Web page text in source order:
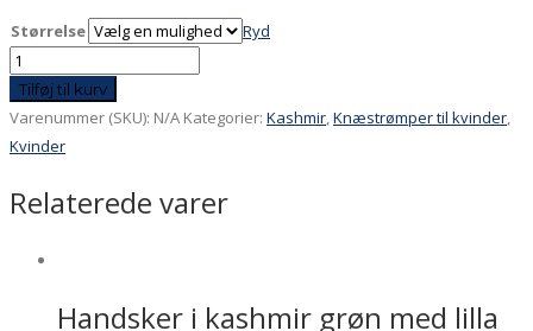
Størrelse
Ryd
Knæstrømpe
Kashmir
blå
med
sål
Tilføj til kurv
Varenummer (SKU): N/A Kategorier: Kashmir Knæstrømper til kvinder
Kvinder
Relaterede varer
Handsker i kashmir grøn med lilla